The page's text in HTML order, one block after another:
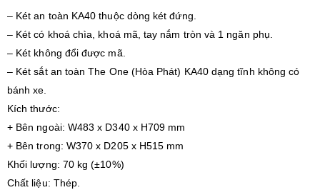
– Két an toàn KA40 thuộc dòng két đứng.
– Két có khoá chìa, khoá mã, tay nắm tròn và 1 ngăn phụ.
– Két không đổi được mã.
– Két sắt an toàn The One (Hòa Phát) KA40 dạng tĩnh không có
bánh xe.
Kích thước:
+ Bên ngoài: W483 x D340 x H709 mm
+ Bên trong: W370 x D205 x H515 mm
Khối lượng: 70 kg (±10%)
Chất liệu: Thép.